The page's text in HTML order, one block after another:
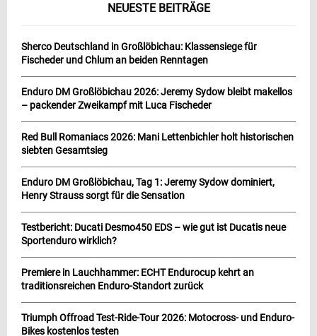
NEUESTE BEITRÄGE
Sherco Deutschland in Großlöbichau: Klassensiege für
Fischeder und Chlum an beiden Renntagen
Enduro DM Großlöbichau 2026: Jeremy Sydow bleibt makellos
– packender Zweikampf mit Luca Fischeder
Red Bull Romaniacs 2026: Mani Lettenbichler holt historischen
siebten Gesamtsieg
Enduro DM Großlöbichau, Tag 1: Jeremy Sydow dominiert,
Henry Strauss sorgt für die Sensation
Testbericht: Ducati Desmo450 EDS – wie gut ist Ducatis neue
Sportenduro wirklich?
Premiere in Lauchhammer: ECHT Endurocup kehrt an
traditionsreichen Enduro-Standort zurück
Triumph Offroad Test-Ride-Tour 2026: Motocross- und Enduro-
Bikes kostenlos testen